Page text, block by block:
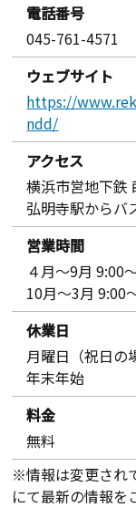
電話番号
045-761-4571
ウェブサイト
https://
ndd/
アクセス
横浜市営地下鉄
弘明寺駅からバ
営業時間
４月～9月 9:00
10月～3月 9:00
休業日
月曜日（祝日の
年末年始
料金
無料
※情報は変更され
にて最新の情報を